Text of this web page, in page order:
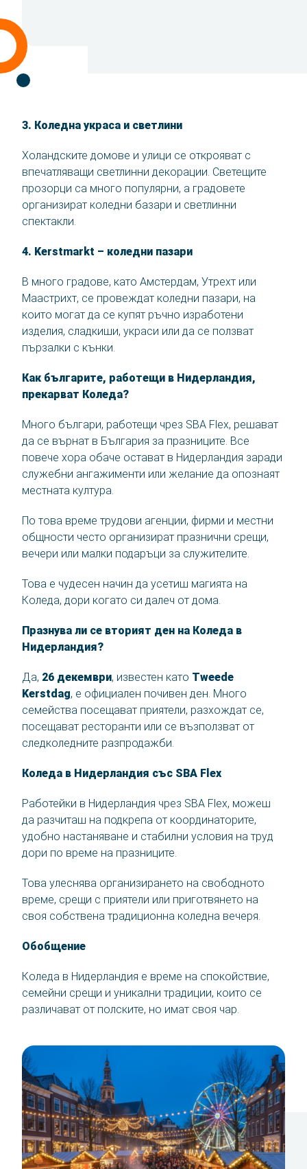
3. Коледна украса и светлини
Холандските домове и улици се открояват с
впечатляващи светлинни декорации. Светещите
прозорци са много популярни, а градовете
организират коледни базари и светлинни
спектакли.
4. Kerstmarkt – коледни пазари
В много градове, като Амстердам, Утрехт или
Маастрихт, се провеждат коледни пазари, на
които могат да се купят ръчно изработени
изделия, сладкиши, украси или да се ползват
пързалки с кънки.
Как българите, работещи в Нидерландия,
прекарват Коледа?
Много българи, работещи чрез SBA Flex, решават
да се върнат в България за празниците. Все
повече хора обаче остават в Нидерландия заради
служебни ангажименти или желание да опознаят
местната култура.
По това време трудови агенции, фирми и местни
общности често организират празнични срещи,
вечери или малки подаръци за служителите.
Това е чудесен начин да усетиш магията на
Коледа, дори когато си далеч от дома.
Празнува ли се вторият ден на Коледа в
Нидерландия?
Да, 26 декември, известен като Tweede
Kerstdag, е официален почивен ден. Много
семейства посещават приятели, разхождат се,
посещават ресторанти или се възползват от
следколедните разпродажби.
Коледа в Нидерландия със SBA Flex
Работейки в Нидерландия чрез SBA Flex, можеш
да разчиташ на подкрепа от координаторите,
удобно настаняване и стабилни условия на труд
дори по време на празниците.
Това улеснява организирането на свободното
време, срещи с приятели или приготвянето на
своя собствена традиционна коледна вечеря.
Обобщение
Коледа в Нидерландия е време на спокойствие,
семейни срещи и уникални традиции, които се
различават от полските, но имат своя чар.